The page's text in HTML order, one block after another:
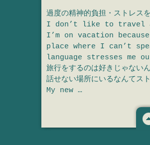
過度の精神的負担・ストレス
I don’t like to travel
I’m on vacation
place where I can’t
language stresses me
旅行をするのは好きじゃない
話せない場所にいるなんてス
My new …